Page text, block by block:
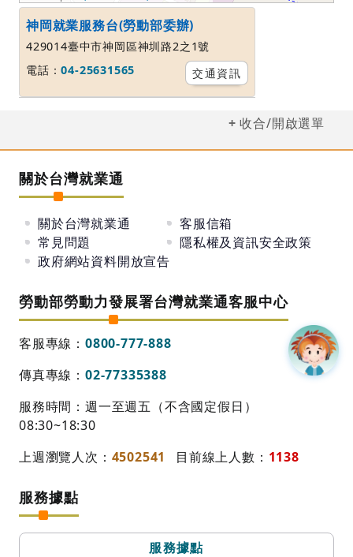
神岡就業服務台(勞動部委辦)
429014臺中市神岡區神圳路2之1號
電話：04-25631565 交通資訊
收合/開啟選單
關於台灣就業通
關於台灣就業通
客服信箱
常見問題
隱私權及資訊安全政策
政府網站資料開放宣告
勞動部勞動力發展署台灣就業通客服中心
客服專線： 0800-777-888
傳真專線： 02-77335388
服務時間：週一至週五（不含國定假日）
08:30~18:30
上週瀏覽人次： 4502541 目前線上人數： 1138
服務據點
服務據點